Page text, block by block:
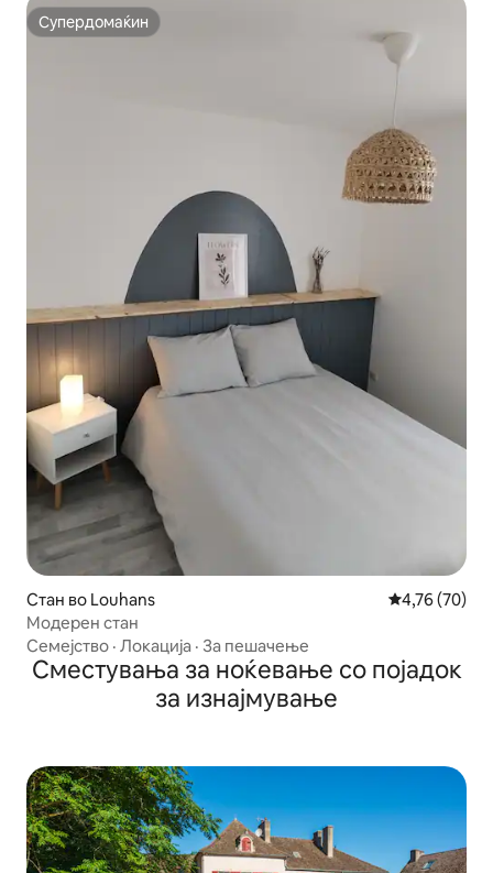
Супердомаќин
Супердомаќин
Стан во Louhans Просечна
4,76 (70)
Модерен стан
Семејство · Локација · За пешачење
Сместувања за ноќевање со појадок
за изнајмување